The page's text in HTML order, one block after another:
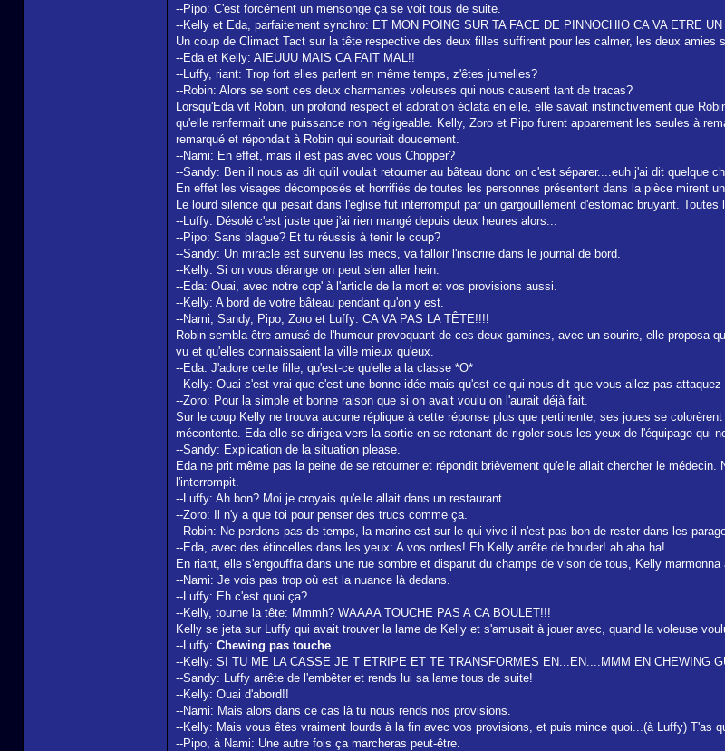
--Pipo: C'est forcément un mensonge ça se voit tous de suite.
--Kelly et Eda, parfaitement synchro: ET MON POING SUR TA FACE DE PINNOCHIO CA VA ETRE
Un coup de Climact Tact sur la tête respective des deux filles suffirent pour les calmer, les deux amies
--Eda et Kelly: AIEUUU MAIS CA FAIT MAL!!
--Luffy, riant: Trop fort elles parlent en même temps, z'êtes jumelles?
--Robin: Alors se sont ces deux charmantes voleuses qui nous causent tant de tracas?
Lorsqu'Eda vit Robin, un profond respect et adoration éclata en elle, elle savait instinctivement que
qu'elle renfermait une puissance non négligeable. Kelly, Zoro et Pipo furent apparement les seules à
remarqué et répondait à Robin qui souriait doucement.
--Nami: En effet, mais il est pas avec vous Chopper?
--Sandy: Ben il nous as dit qu'il voulait retourner au bâteau donc on c'est séparer....euh j'ai dit quelque
En effet les visages décomposés et horrifiés de toutes les personnes présentent dans la pièce mirent
Le lourd silence qui pesait dans l'église fut interromput par un gargouillement d'estomac bruyant.
--Luffy: Désolé c'est juste que j'ai rien mangé depuis deux heures alors...
--Pipo: Sans blague? Et tu réussis à tenir le coup?
--Sandy: Un miracle est survenu les mecs, va falloir l'inscrire dans le journal de bord.
--Kelly: Si on vous dérange on peut s'en aller hein.
--Eda: Ouai, avec notre cop' à l'article de la mort et vos provisions aussi.
--Kelly: A bord de votre bâteau pendant qu'on y est.
--Nami, Sandy, Pipo, Zoro et Luffy: CA VA PAS LA TÊTE!!!!
Robin sembla être amusé de l'humour provoquant de ces deux gamines, avec un sourire, elle proposa
vu et qu'elles connaissaient la ville mieux qu'eux.
--Eda: J'adore cette fille, qu'est-ce qu'elle a la classe *O*
--Kelly: Ouai c'est vrai que c'est une bonne idée mais qu'est-ce qui nous dit que vous allez pas
--Zoro: Pour la simple et bonne raison que si on avait voulu on l'aurait déjà fait.
Sur le coup Kelly ne trouva aucune réplique à cette réponse plus que pertinente, ses joues se
mécontente. Eda elle se dirigea vers la sortie en se retenant de rigoler sous les yeux de l'équipage qui
--Sandy: Explication de la situation please.
Eda ne prit même pas la peine de se retourner et répondit brièvement qu'elle allait chercher le
l'interrompit.
--Luffy: Ah bon? Moi je croyais qu'elle allait dans un restaurant.
--Zoro: Il n'y a que toi pour penser des trucs comme ça.
--Robin: Ne perdons pas de temps, la marine est sur le qui-vive il n'est pas bon de rester dans les
--Eda, avec des étincelles dans les yeux: A vos ordres! Eh Kelly arrête de bouder! ah aha ha!
En riant, elle s'engouffra dans une rue sombre et disparut du champs de vison de tous, Kelly
--Nami: Je vois pas trop où est la nuance là dedans.
--Luffy: Eh c'est quoi ça?
--Kelly, tourne la tête: Mmmh? WAAAA TOUCHE PAS A CA BOULET!!!
Kelly se jeta sur Luffy qui avait trouver la lame de Kelly et s'amusait à jouer avec, quand la voleuse
--Luffy: Chewing pas touche
--Kelly: SI TU ME LA CASSE JE T ETRIPE ET TE TRANSFORMES EN...EN....MMM EN CHEWING
--Sandy: Luffy arrête de l'embêter et rends lui sa lame tous de suite!
--Kelly: Ouai d'abord!!
--Nami: Mais alors dans ce cas là tu nous rends nos provisions.
--Kelly: Mais vous êtes vraiment lourds à la fin avec vos provisions, et puis mince quoi...(à Luffy) T'as
--Pipo, à Nami: Une autre fois ça marcheras peut-être.